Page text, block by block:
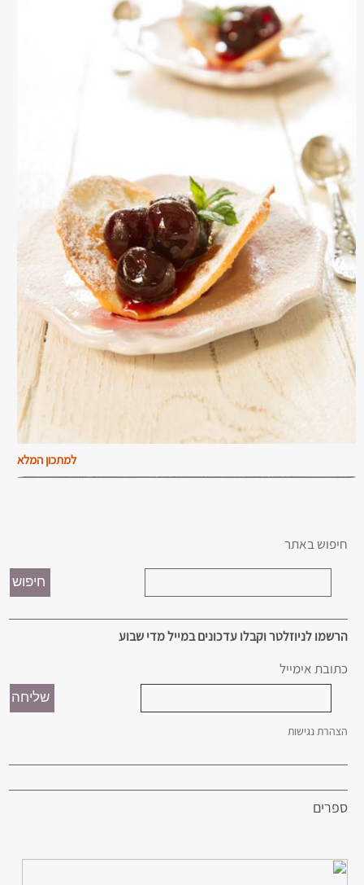
למתכון המלא
חיפוש באתר
הרשמו לניוזלטר וקבלו עדכונים במייל מדי שבוע
כתובת אימייל
הצהרת נגישות
ספרים